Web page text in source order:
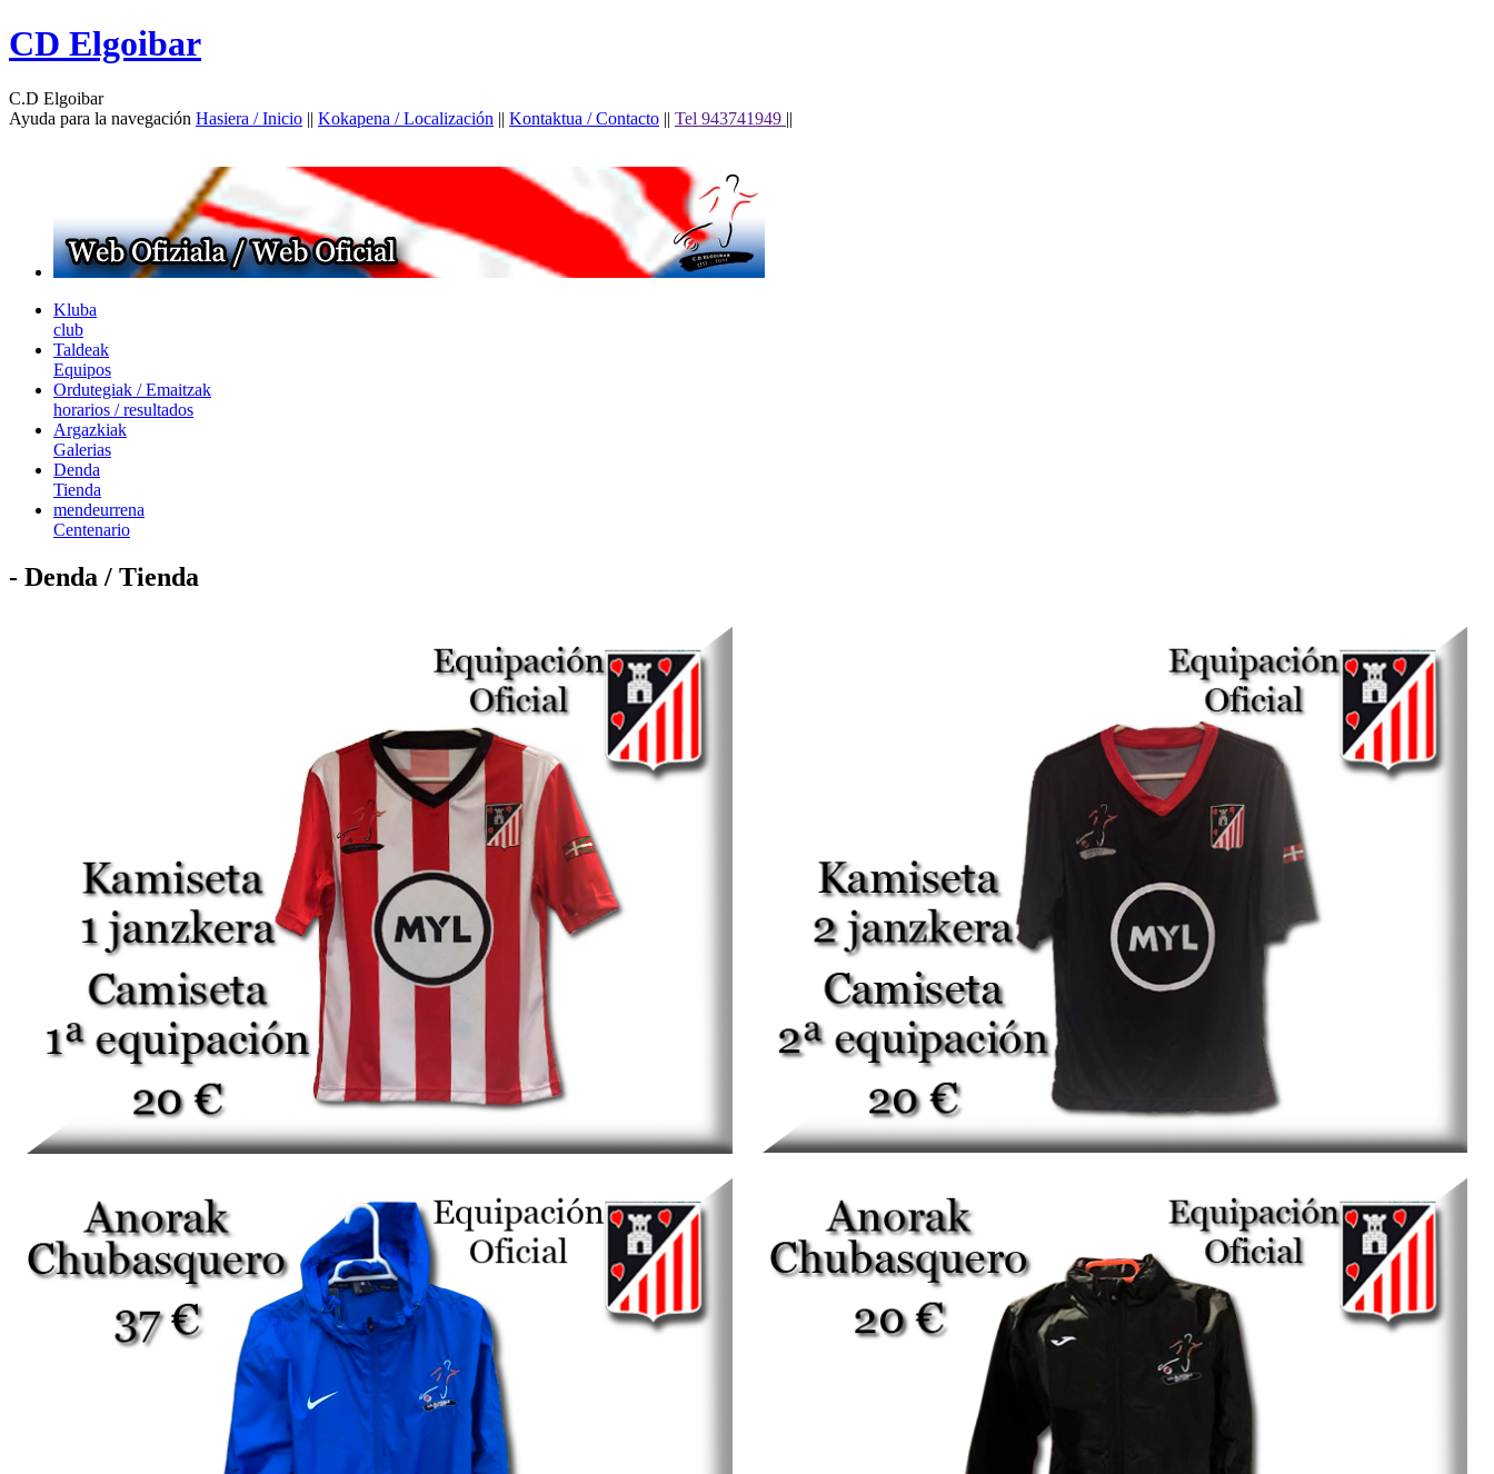
CD Elgoibar
C.D Elgoibar
Ayuda para la navegación Hasiera / Inicio || Kokapena / Localización || Kontaktua / Contacto || Tel 943741949 ||
Kluba
club
Taldeak
Equipos
Ordutegiak / Emaitzak
horarios / resultados
Argazkiak
Galerias
Denda
Tienda
mendeurrena
Centenario
- Denda / Tienda